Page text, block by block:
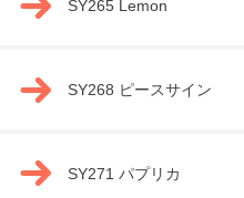
SY265 Lemon
SY268 ピースサイン
SY271 パプリカ